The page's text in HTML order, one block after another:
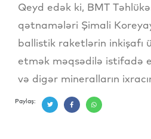
Qeyd edək ki, BMT
qətnamələri Şimali
ballistik raketlərin inkişafı
etmək məqsədilə istifadə
və digər mineralların
Paylaş: